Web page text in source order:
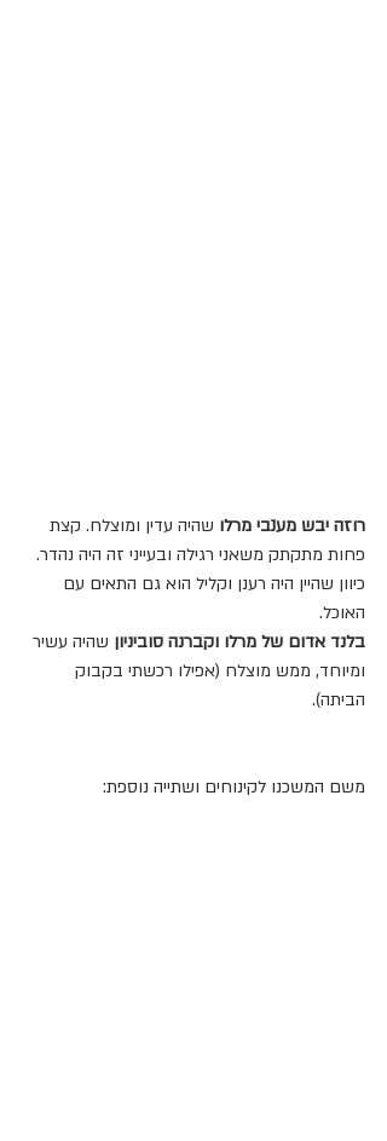
רוזה יבש מענבי מרלו שהיה עדין ומוצלח. קצת
פחות מתקתק משאני רגילה ובעייני זה היה נהדר.
כיוון שהיין היה רענן וקליל הוא גם התאים עם
האוכל.
בלנד אדום של מרלו וקברנה סוביניון שהיה עשיר
ומיוחד, ממש מוצלח (אפילו רכשתי בקבוק
הביתה).
משם המשכנו לקינוחים ושתייה נוספת: